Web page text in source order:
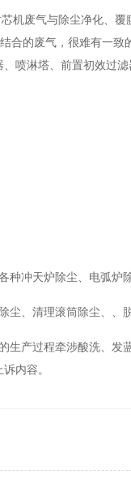
机废气与除尘净化、
合的废气，很难有一
喷淋塔、前置初效过
种冲天炉除尘、电弧炉
尘、清理滚筒除尘、、
生产过程牵涉酸洗、发
内容。